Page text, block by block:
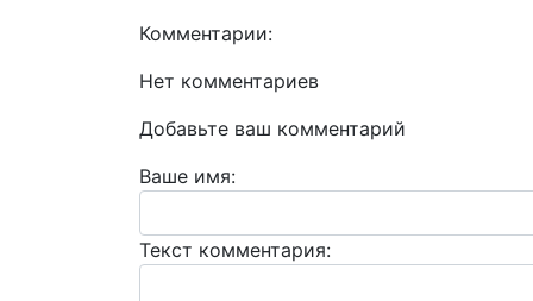
Комментарии:
Нет комментариев
Добавьте ваш комментарий
Ваше имя:
Текст комментария: